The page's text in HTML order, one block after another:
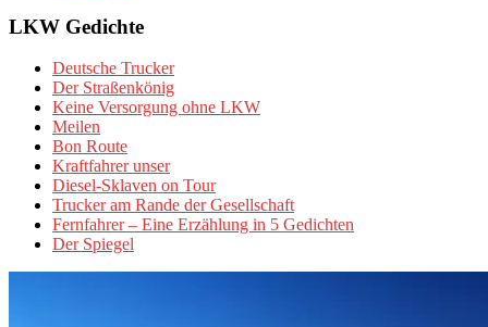
LKW Gedichte
Deutsche Trucker
Der Straßenkönig
Keine Versorgung ohne LKW
Meilen
Bon Route
Kraftfahrer unser
Diesel-Sklaven on Tour
Trucker am Rande der Gesellschaft
Fernfahrer – Eine Erzählung in 5 Gedichten
Der Spiegel